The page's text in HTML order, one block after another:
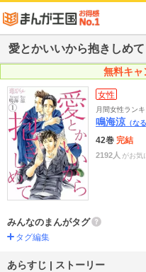
愛とかいいから抱きしめて
無料キャ
女性
月間女性ラン
鳴海涼 （な
42巻 完結
2192人 がお気
みんなのまんがタグ
タグ編集
あらすじ | ストーリー